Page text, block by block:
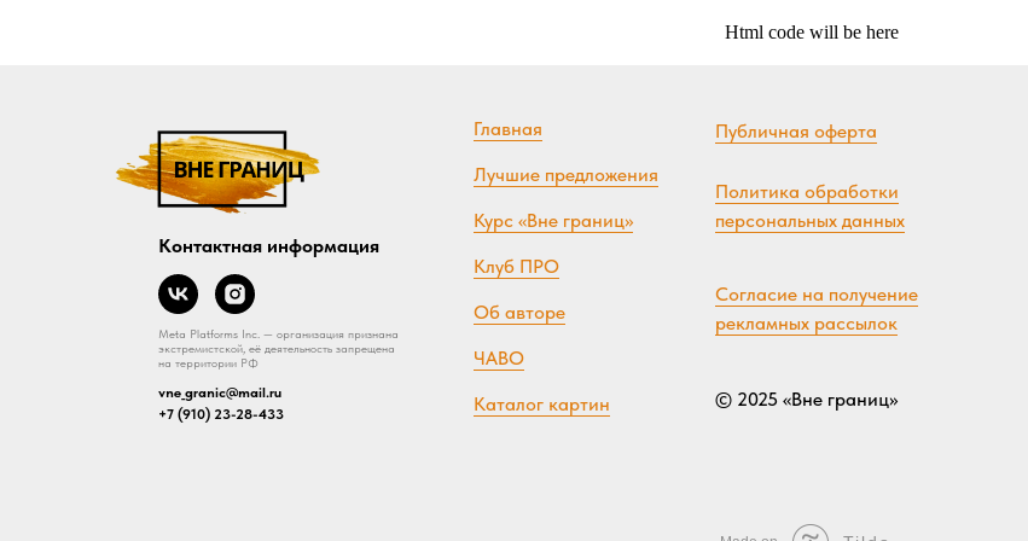
Html code will be here
Главная
Лучшие предложения
Курс «Вне границ»
Клуб ПРО
Об авторе
ЧАВО
Каталог картин
vne_granic@mail.ru
+7 (910) 23-28-433
Контактная информация
© 2025 «Вне границ»
Политика обработки
персональных данных
Публичная оферта
Согласие на получение
рекламных рассылок
Meta Platforms Inc. — организация признана
экстремистской, её деятельность запрещена
на территории РФ